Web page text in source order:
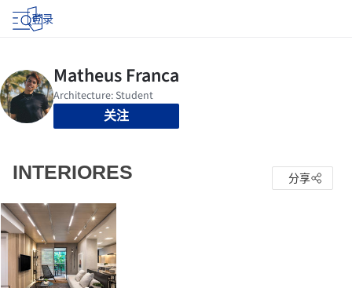
登录
关注
INTERIORES 分享